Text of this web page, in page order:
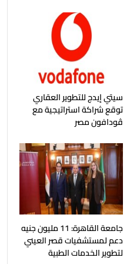
سيتي إيدج للتطوير العقاري
توقع شراكة استراتيجية مع
ڤودافون مصر
جامعة القاهرة: 11 مليون جنيه
دعم لمستشفيات قصر العيني
لتطوير الخدمات الطبية